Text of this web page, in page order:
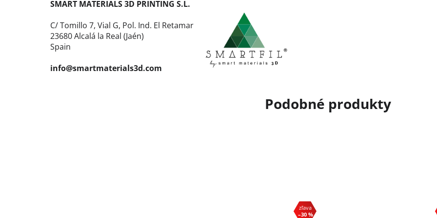
–30 %
SMART MATERIALS 3D PRINTING S.L.
C/ Tomillo 7, Vial G, Pol. Ind. El Retamar
23680 Alcalá la Real (Jaén)
Spain
info@smartmaterials3d.com